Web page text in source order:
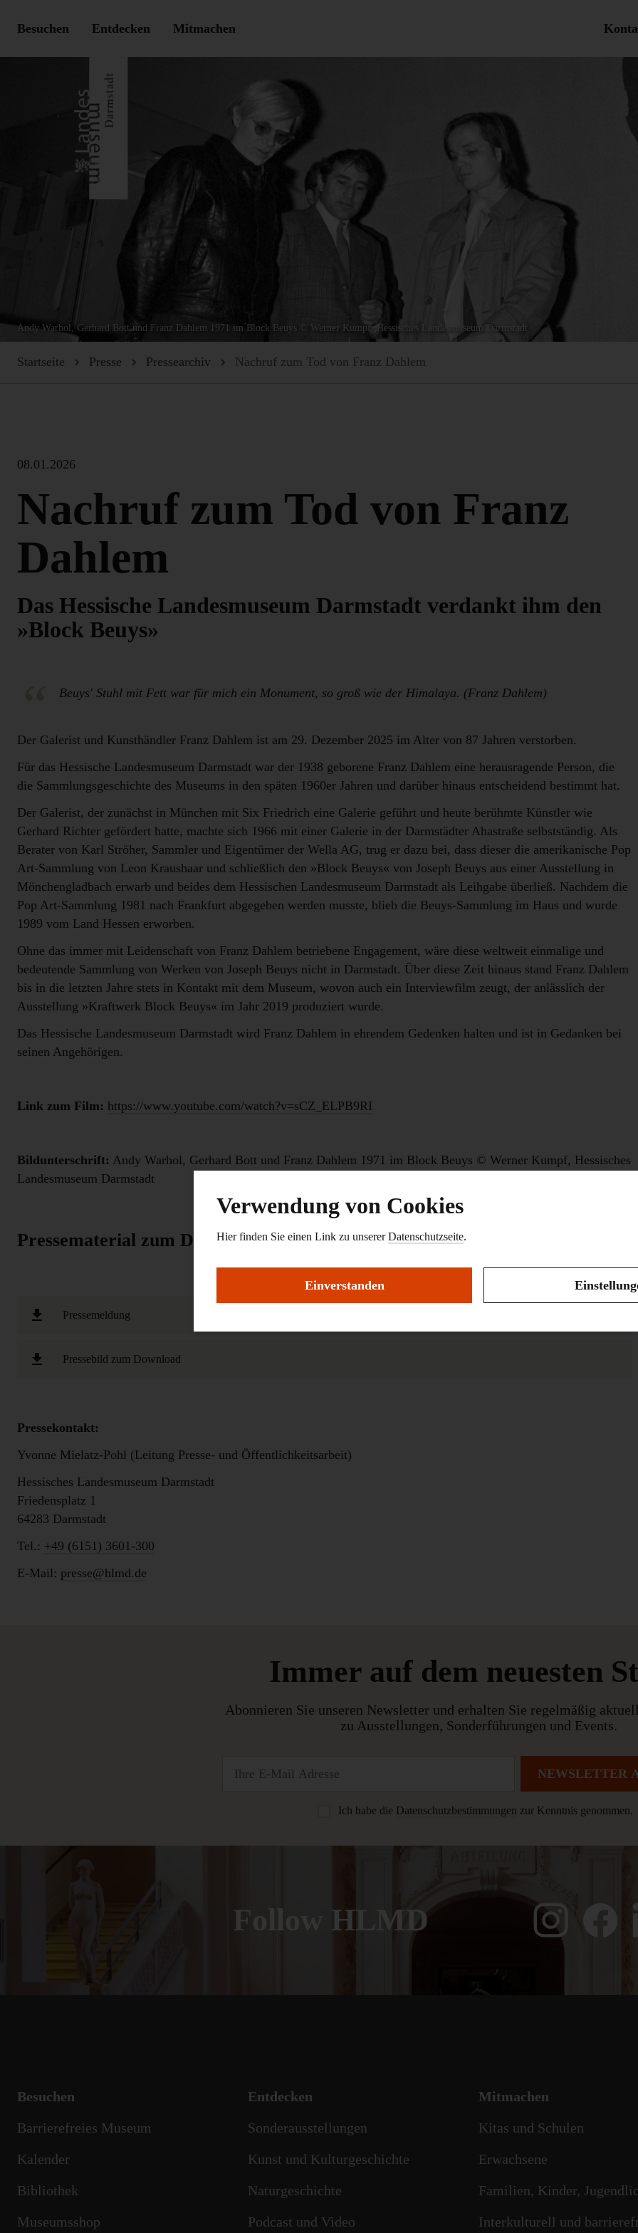
Besuchen Entdecken Mitmachen
Andy Warhol, Gerhard Bott und Franz Dahlem 1971 im Block Beuys © Werner Kumpf, Hessisches Landesmuseum Darmstadt
Startseite Presse Pressearchiv Nachruf zum Tod von Franz Dahlem
08.01.2026
Nachruf zum Tod von Franz
Dahlem
Das Hessische Landesmuseum Darmstadt verdankt ihm den
»Block Beuys»
Beuys' Stuhl mit Fett war für mich ein Monument, so groß wie der Himalaya. (Franz Dahlem)
Der Galerist und Kunsthändler Franz Dahlem ist am 29. Dezember 2025 im Alter von 87 Jahren verstorben.
Für das Hessische Landesmuseum Darmstadt war der 1938 geborene Franz Dahlem eine herausragende Person, die
die Sammlungsgeschichte des Museums in den späten 1960er Jahren und darüber hinaus entscheidend bestimmt hat.
Der Galerist, der zunächst in München mit Six Friedrich eine Galerie geführt und heute berühmte Künstler wie
Gerhard Richter gefördert hatte, machte sich 1966 mit einer Galerie in der Darmstädter Ahastraße selbstständig. Als
Berater von Karl Ströher, Sammler und Eigentümer der Wella AG, trug er dazu bei, dass dieser die amerikanische Pop
Art-Sammlung von Leon Kraushaar und schließlich den »Block Beuys« von Joseph Beuys aus einer Ausstellung in
Mönchengladbach erwarb und beides dem Hessischen Landesmuseum Darmstadt als Leihgabe überließ. Nachdem die
Pop Art-Sammlung 1981 nach Frankfurt abgegeben werden musste, blieb die Beuys-Sammlung im Haus und wurde
1989 vom Land Hessen erworben.
Ohne das immer mit Leidenschaft von Franz Dahlem betriebene Engagement, wäre diese weltweit einmalige und
bedeutende Sammlung von Werken von Joseph Beuys nicht in Darmstadt. Über diese Zeit hinaus stand Franz Dahlem
bis in die letzten Jahre stets in Kontakt mit dem Museum, wovon auch ein Interviewfilm zeugt, der anlässlich der
Ausstellung »Kraftwerk Block Beuys« im Jahr 2019 produziert wurde.
Das Hessische Landesmuseum Darmstadt wird Franz Dahlem in ehrendem Gedenken halten und ist in Gedanken bei
seinen Angehörigen.
Link zum Film: https://www.youtube.com/watch?v=sCZ_ELPB9RI
Bildunterschrift: Andy Warhol, Gerhard Bott und Franz Dahlem 1971 im Block Beuys © Werner Kumpf, Hessisches
Landesmuseum Darmstadt
Pressematerial zum Download
Pressemeldung
Pressebild zum Download
Pressekontakt:
Yvonne Mielatz-Pohl (Leitung Presse- und Öffentlichkeitsarbeit)
Hessisches Landesmuseum Darmstadt
Friedensplatz 1
64283 Darmstadt
Tel.: +49 (6151) 3601-300
E-Mail: presse@hlmd.de
Immer auf dem neuesten
Abonnieren Sie unseren Newsletter und erhalten Sie regelmäßig
zu Ausstellungen, Sonderführungen und Events.
Ich habe die Datenschutzbestimmungen zur Kenntnis genommen.
NEWSLETTER
Follow HLMD
Besuchen
Barrierefreies Museum
Kalender
Bibliothek
Museumsshop
Entdecken
Sonderausstellungen
Kunst und Kulturgeschichte
Naturgeschichte
Podcast und Video
Mitmachen
Kitas und Schulen
Erwachsene
Familien, Kinder,
Interkulturell und
Verwendung von Cookies
Hier finden Sie einen Link zu unsererDatenschutzseite.
Einverstanden